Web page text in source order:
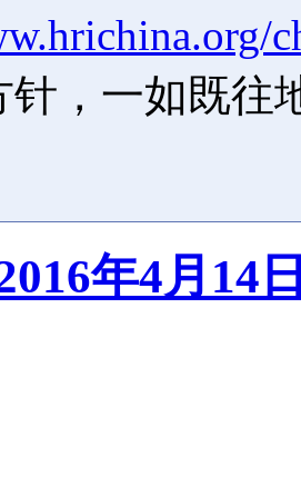
针，一如既往
年4月14